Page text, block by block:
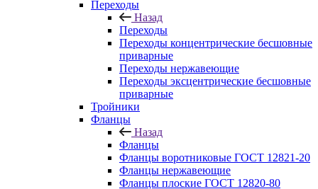
Переходы
Назад
Переходы
Переходы концентрические бесшовные
приварные
Переходы нержавеющие
Переходы эксцентрические бесшовные
приварные
Тройники
Фланцы
Назад
Фланцы
Фланцы воротниковые ГОСТ 12821-20
Фланцы нержавеющие
Фланцы плоские ГОСТ 12820-80